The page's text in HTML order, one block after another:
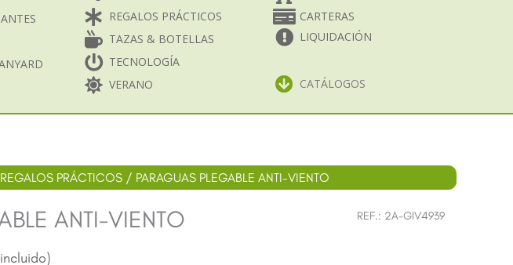
REGALOS PRÁCTICOS
TAZAS & BOTELLAS
TECNOLOGÍA
VERANO
CARTERAS
LIQUIDACIÓN
CATÁLOGOS
REGALOS PRÁCTICOS / PARAGUAS PLEGABLE ANTI-VIENTO
REF.: 2A-GIV4939
ANTI-VIENTO